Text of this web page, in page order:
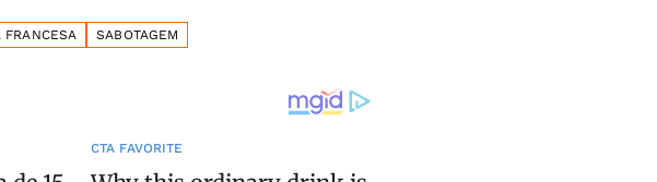
FRANCESA SABOTAGEM